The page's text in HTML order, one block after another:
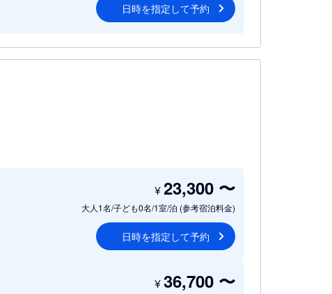
日時を指定して予約
大人1名/子ども0名/1室/泊 (参考宿泊料金)
¥23,300 〜
日時を指定して予約
¥36,700 〜